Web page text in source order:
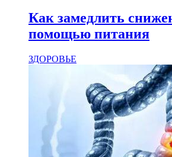
Как замедлить
помощью питания
ЗДОРОВЬЕ